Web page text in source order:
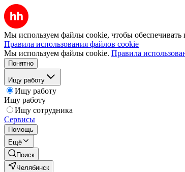
Мы используем файлы cookie, чтобы обеспечивать
Правила использования файлов cookie
Мы используем файлы cookie. Правила
Понятно
Ищу работу
Ищу работу
Ищу работу
Ищу сотрудника
Сервисы
Помощь
Ещё
Поиск
Челябинск